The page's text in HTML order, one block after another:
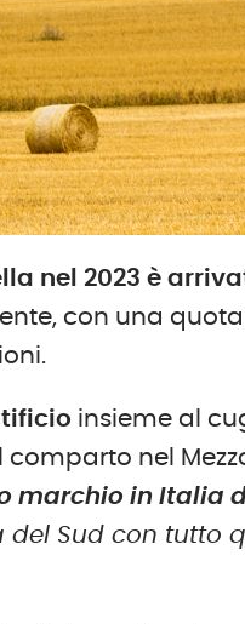
nel 2023è
con una
insieme al
nel
marchio in Italia
del Sud con tutto